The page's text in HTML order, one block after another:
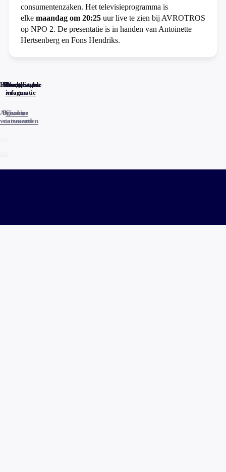
consumentenzaken. Het televisieprogramma is
elke maandag om 20:25 uur live te zien bij AVROTROS
op NPO 2. De presentatie is in handen van Antoinette
Hertsenberg en Fons Hendriks.
Home
Actueel
Uitzendingen
Reacties
Programma-
informatie
Veelgestelde
vragen
Algemene
voorwaarden
Privacy
statements
Cookies